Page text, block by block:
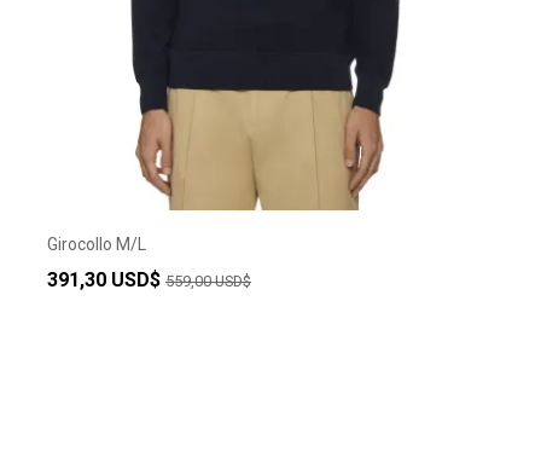
Girocollo M/L
391,30 USD$ 559,00 USD$